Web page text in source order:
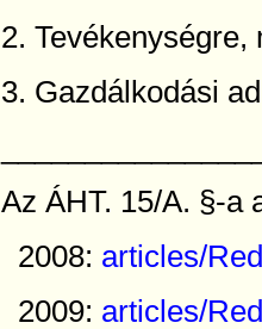
2.
3. Gazdálkodási
Az ÁHT. 15/A. §-a
2008: articles/
2009: articles/